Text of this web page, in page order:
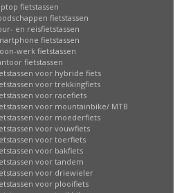
fietstassen
fietstassen
en reisfietstassen
fietstassen
werk fietstassen
fietstassen
voor hybride fiets
voor trekkingfiets
voor racefiets
voor mountainbike/ MTB
voor moederfiets
voor vouwfiets
voor toerfiets
voor bakfiets
voor tandem
voor driewieler
voor plooifiets